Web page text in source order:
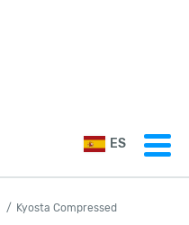
ES
Kyosta Compressed